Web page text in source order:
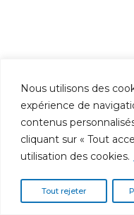
Nous utilisons des
expérience de
contenus
cliquant sur « Tout
utilisation des cookies.
Tout rejeter